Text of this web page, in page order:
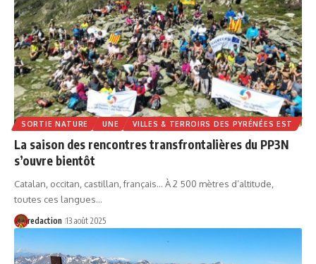
SORTIE NATURE UNE VILLES & TERROIRS DES PYRÉNÉES EST
La saison des rencontres transfrontalières du PP3N
s’ouvre bientôt
Catalan, occitan, castillan, français… À 2 500 mètres d’altitude,
toutes ces langues…
redaction 13 août 2025